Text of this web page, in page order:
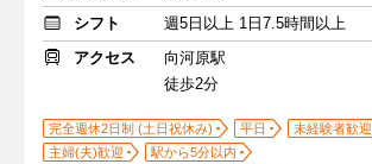
シフト
週5日以上 1日7.5時間以上
アクセス
向河原駅
徒歩2分
完全週休2日制 (土日祝休み) 平日
未経験者歓迎
主婦(夫)歓迎
駅から5分以内